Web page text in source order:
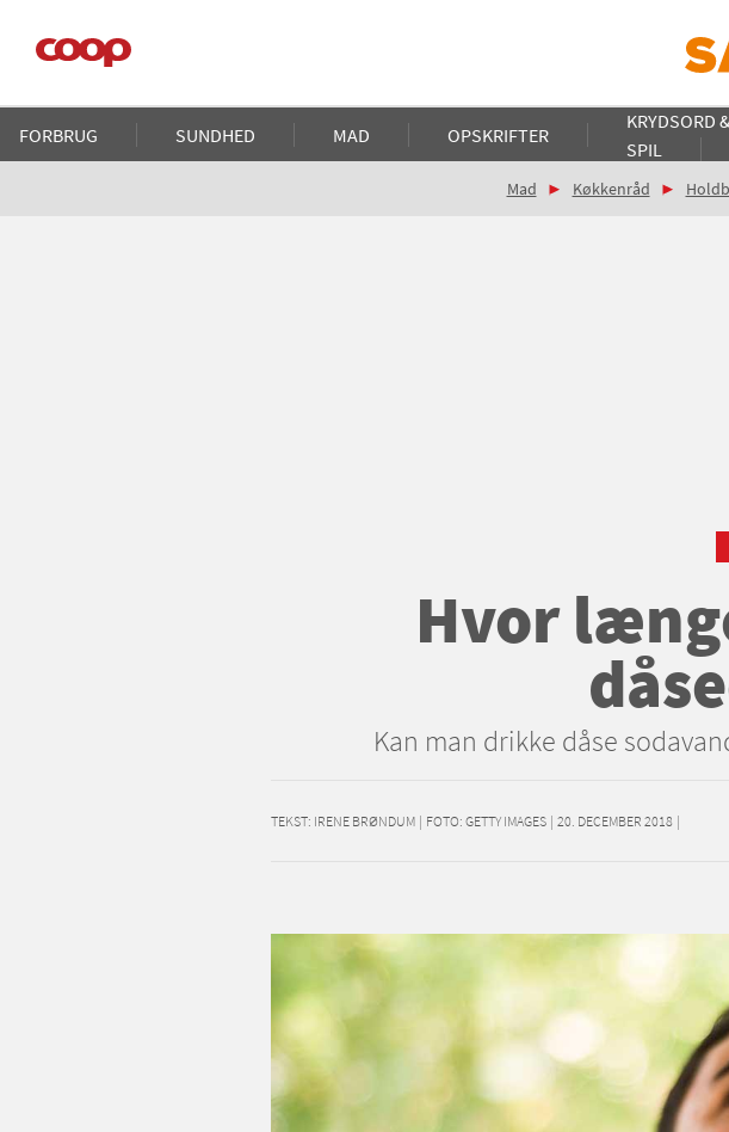
hovedindhold
Main
navigation
FORBRUG SUNDHED MAD OPSKRIFTER
KRYDSORD
SPIL
Brødkrumme
Mad Køkkenråd
Hvor
Kan man drikke dåse
TEKST: IRENE BRØNDUM | FOTO: GETTY IMAGES | 20. DECEMBER 2018 |